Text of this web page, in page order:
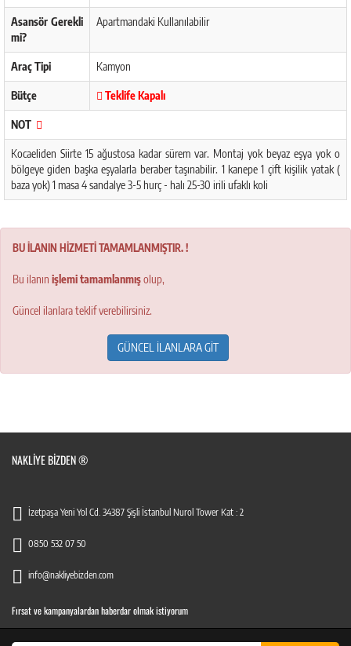
Asansör Gerekli
mi?
Apartmandaki Kullanılabilir
Araç Tipi Kamyon
Bütçe Teklife Kapalı
NOT
Kocaeliden Siirte 15 ağustosa kadar sürem var. Montaj yok beyaz eşya yok o
bölgeye giden başka eşyalarla beraber taşınabilir. 1 kanepe 1 çift kişilik yatak (
baza yok) 1 masa 4 sandalye 3-5 hurç - halı 25-30 irili ufaklı koli
BU İLANIN HİZMETİ TAMAMLANMIŞTIR. !
Bu ilanın işlemi tamamlanmışolup,
Güncel ilanlara teklif verebilirsiniz.
GÜNCEL İLANLARA GİT
NAKLIYE BIZDEN ®
İzetpaşa Yeni Yol Cd. 34387 Şişli İstanbul Nurol Tower Kat : 2
0850 532 07 50
info@nakliyebizden.com
Fırsat ve kampanyalardan haberdar olmak istiyorum